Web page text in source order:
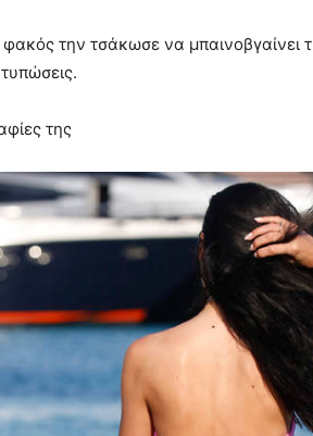
την τσάκωσε να μπαινοβγαίνει
της